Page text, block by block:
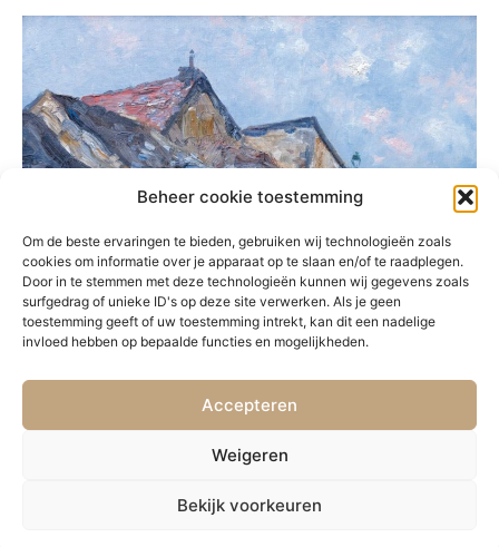
Beheer cookie toestemming
Om de beste ervaringen te bieden, gebruiken wij technologieën zoals
cookies om informatie over je apparaat op te slaan en/of te raadplegen.
Door in te stemmen met deze technologieën kunnen wij gegevens zoals
surfgedrag of unieke ID's op deze site verwerken. Als je geen
toestemming geeft of uw toestemming intrekt, kan dit een nadelige
invloed hebben op bepaalde functies en mogelijkheden.
Accepteren
Weigeren
Bekijk voorkeuren
PRÉCÉDENT SUIVANT